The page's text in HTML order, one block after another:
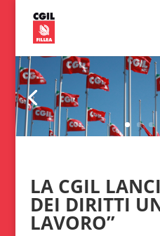
LA CGIL
DEI DIRITTI
LAVORO”